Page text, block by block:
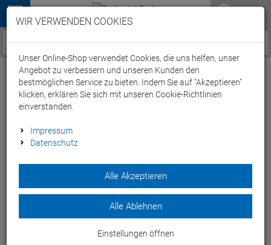
Menü
Service / Hilfe
Wilier Filante SLR Ultegra 8170 Di2 Rennrad
Wilier SLR 42 KC carbon - L black/red
Die natürliche Evolution ds erstklassigen aerodynamischen
Produkts von Willier- von Profis für Profis gemacht.
BLACK/RED
WIR VERWENDEN COOKIES
Unser Online-Shop verwendet Cookies, die uns helfen, unser
Angebot zu verbessern und unseren Kunden den
bestmöglichen Service zu bieten. Indem Sie auf "Akzeptieren"
klicken, erklären Sie sich mit unseren Cookie-Richtlinien
einverstanden.
Impressum
Datenschutz
Alle Akzeptieren
Alle Ablehnen
Einstellungen öffnen